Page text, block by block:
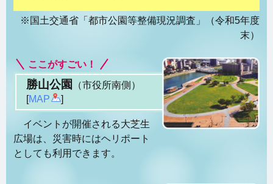
※国土交通省「都市公園等整備現況調査」（令和5年度
末）
ここがすごい！
勝山公園
（市役所南側）
[MAP ]
イベントが開催される大芝生
広場は、災害時にはヘリポート
としても利用できます。